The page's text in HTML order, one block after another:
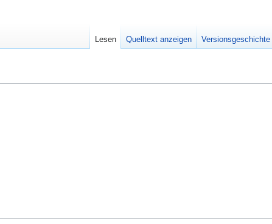
Lesen Quelltext anzeigen Versionsgeschichte